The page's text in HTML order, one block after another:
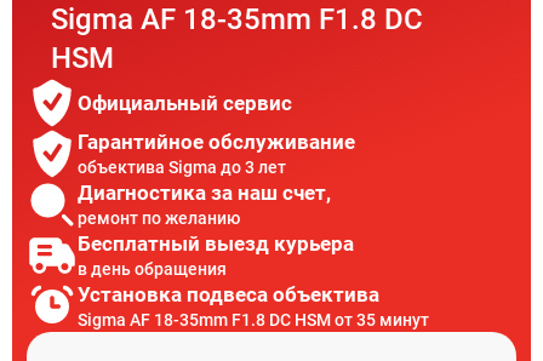
Sigma AF 18-35mm F1.8 DC
HSM
Официальный сервис
Гарантийное обслуживание
объектива Sigma до 3 лет
Диагностика за наш счет,
ремонт по желанию
Бесплатный выезд курьера
в день обращения
Установка подвеса объектива
Sigma AF 18-35mm F1.8 DC HSM от 35 минут